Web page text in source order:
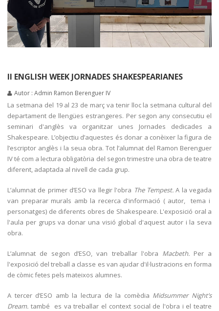
II ENGLISH WEEK JORNADES SHAKESPEARIANES
Autor : Admin Ramon Berenguer IV
La setmana del 19 al 23 de març va tenir lloc la setmana cultural del
departament de llengües estrangeres. Per segon any consecutiu el
seminari d'anglès va organitzar unes Jornades dedicades a
Shakespeare. L’objectiu d’aquestes és donar a conèixer la figura de
l’escriptor anglès i la seua obra. Tot l’alumnat del Ramon Berenguer
IV té com a lectura obligatòria del segon trimestre una obra de teatre
diferent, adaptada al nivell de cada grup.
L’alumnat de primer d’ESO va llegir l'obra The Tempest.A la vegada
van preparar murals amb la recerca d'informació ( autor, tema i
personatges) de diferents obres de Shakespeare. L'exposició oral a
l'aula per grups va donar una visió global d'aquest autor i la seva
obra.
L’alumnat de segon d’ESO, van treballar l'obra Macbeth. Per a
l'exposició del treball a classe es van ajudar d'il·lustracions en forma
de còmic fetes pels mateixos alumnes.
A tercer d’ESO amb la lectura de la comèdia Midsummer Night’s
Dream. també es va treballar el context social de l'obra i el teatre